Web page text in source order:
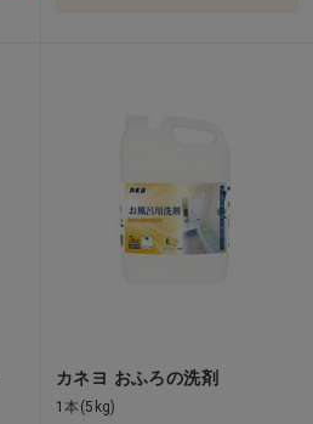
カネヨ おふろの洗剤
1本(5kg)